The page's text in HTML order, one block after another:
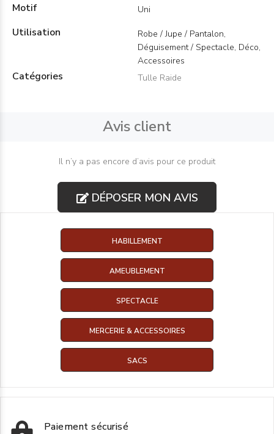
Motif Uni
Utilisation
Robe / Jupe / Pantalon,
Déguisement / Spectacle, Déco,
Accessoires
Catégories Tulle Raide
Avis client
Il n’y a pas encore d’avis pour ce produit
DÉPOSER MON AVIS
HABILLEMENT
AMEUBLEMENT
SPECTACLE
MERCERIE & ACCESSOIRES
SACS
Paiement sécurisé